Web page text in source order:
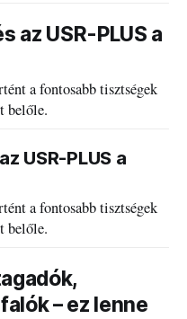
az USR-PLUS a
a fontosabb tisztségek
belőle.
USR-PLUS a
a fontosabb tisztségek
belőle.
– ez lenne